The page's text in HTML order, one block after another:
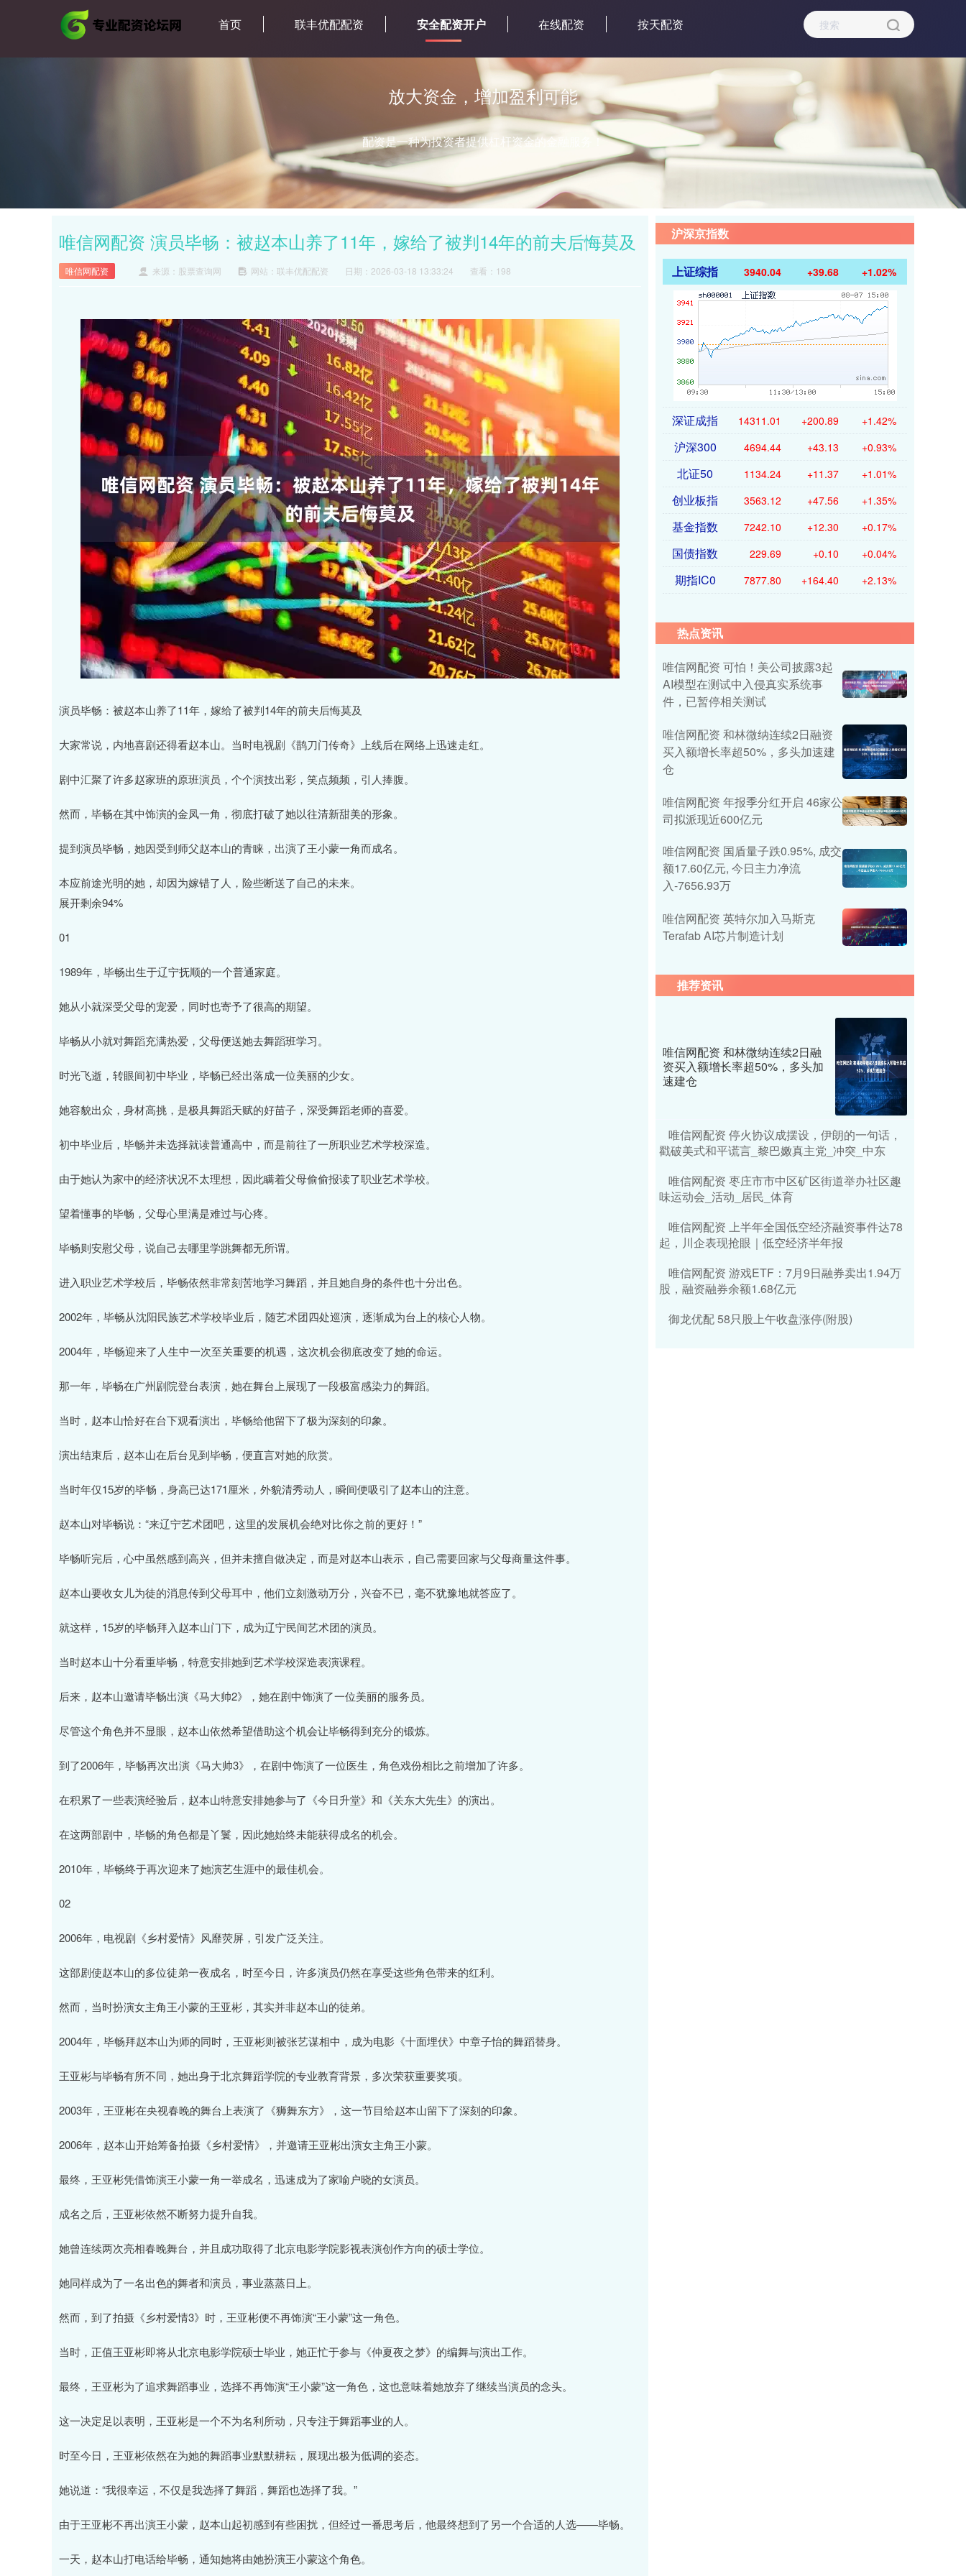
首页 联丰优配配资 安全配资开户 在线配资 按天配资
放大资金，增加盈利可能
配资是一种为投资者提供杠杆资金的金融服务！
唯信网配资 演员毕畅：被赵本山养了11年，嫁给了被判14年的前夫后悔莫及
唯信网配资 来源：股票查询网 网站：联丰优配配资 日期：2026-03-18 13:33:24 查看：198
演员毕畅：被赵本山养了11年，嫁给了被判14年的前夫后悔莫及
大家常说，内地喜剧还得看赵本山。当时电视剧《鹊刀门传奇》上线后在网络上迅速走红。
剧中汇聚了许多赵家班的原班演员，个个演技出彩，笑点频频，引人捧腹。
然而，毕畅在其中饰演的金凤一角，彻底打破了她以往清新甜美的形象。
提到演员毕畅，她因受到师父赵本山的青睐，出演了王小蒙一角而成名。
本应前途光明的她，却因为嫁错了人，险些断送了自己的未来。
展开剩余94%
01
1989年，毕畅出生于辽宁抚顺的一个普通家庭。
她从小就深受父母的宠爱，同时也寄予了很高的期望。
毕畅从小就对舞蹈充满热爱，父母便送她去舞蹈班学习。
时光飞逝，转眼间初中毕业，毕畅已经出落成一位美丽的少女。
她容貌出众，身材高挑，是极具舞蹈天赋的好苗子，深受舞蹈老师的喜爱。
初中毕业后，毕畅并未选择就读普通高中，而是前往了一所职业艺术学校深造。
由于她认为家中的经济状况不太理想，因此瞒着父母偷偷报读了职业艺术学校。
望着懂事的毕畅，父母心里满是难过与心疼。
毕畅则安慰父母，说自己去哪里学跳舞都无所谓。
进入职业艺术学校后，毕畅依然非常刻苦地学习舞蹈，并且她自身的条件也十分出色。
2002年，毕畅从沈阳民族艺术学校毕业后，随艺术团四处巡演，逐渐成为台上的核心人物。
2004年，毕畅迎来了人生中一次至关重要的机遇，这次机会彻底改变了她的命运。
那一年，毕畅在广州剧院登台表演，她在舞台上展现了一段极富感染力的舞蹈。
当时，赵本山恰好在台下观看演出，毕畅给他留下了极为深刻的印象。
演出结束后，赵本山在后台见到毕畅，便直言对她的欣赏。
当时年仅15岁的毕畅，身高已达171厘米，外貌清秀动人，瞬间便吸引了赵本山的注意。
赵本山对毕畅说：“来辽宁艺术团吧，这里的发展机会绝对比你之前的更好！”
毕畅听完后，心中虽然感到高兴，但并未擅自做决定，而是对赵本山表示，自己需要回家与父母商量这件事。
赵本山要收女儿为徒的消息传到父母耳中，他们立刻激动万分，兴奋不已，毫不犹豫地就答应了。
就这样，15岁的毕畅拜入赵本山门下，成为辽宁民间艺术团的演员。
当时赵本山十分看重毕畅，特意安排她到艺术学校深造表演课程。
后来，赵本山邀请毕畅出演《马大帅2》，她在剧中饰演了一位美丽的服务员。
尽管这个角色并不显眼，赵本山依然希望借助这个机会让毕畅得到充分的锻炼。
到了2006年，毕畅再次出演《马大帅3》，在剧中饰演了一位医生，角色戏份相比之前增加了许多。
在积累了一些表演经验后，赵本山特意安排她参与了《今日升堂》和《关东大先生》的演出。
在这两部剧中，毕畅的角色都是丫鬟，因此她始终未能获得成名的机会。
2010年，毕畅终于再次迎来了她演艺生涯中的最佳机会。
02
2006年，电视剧《乡村爱情》风靡荧屏，引发广泛关注。
这部剧使赵本山的多位徒弟一夜成名，时至今日，许多演员仍然在享受这些角色带来的红利。
然而，当时扮演女主角王小蒙的王亚彬，其实并非赵本山的徒弟。
2004年，毕畅拜赵本山为师的同时，王亚彬则被张艺谋相中，成为电影《十面埋伏》中章子怡的舞蹈替身。
王亚彬与毕畅有所不同，她出身于北京舞蹈学院的专业教育背景，多次荣获重要奖项。
2003年，王亚彬在央视春晚的舞台上表演了《狮舞东方》，这一节目给赵本山留下了深刻的印象。
2006年，赵本山开始筹备拍摄《乡村爱情》，并邀请王亚彬出演女主角王小蒙。
最终，王亚彬凭借饰演王小蒙一角一举成名，迅速成为了家喻户晓的女演员。
成名之后，王亚彬依然不断努力提升自我。
她曾连续两次亮相春晚舞台，并且成功取得了北京电影学院影视表演创作方向的硕士学位。
她同样成为了一名出色的舞者和演员，事业蒸蒸日上。
然而，到了拍摄《乡村爱情3》时，王亚彬便不再饰演“王小蒙”这一角色。
当时，正值王亚彬即将从北京电影学院硕士毕业，她正忙于参与《仲夏夜之梦》的编舞与演出工作。
最终，王亚彬为了追求舞蹈事业，选择不再饰演“王小蒙”这一角色，这也意味着她放弃了继续当演员的念头。
这一决定足以表明，王亚彬是一个不为名利所动，只专注于舞蹈事业的人。
时至今日，王亚彬依然在为她的舞蹈事业默默耕耘，展现出极为低调的姿态。
她说道：“我很幸运，不仅是我选择了舞蹈，舞蹈也选择了我。”
由于王亚彬不再出演王小蒙，赵本山起初感到有些困扰，但经过一番思考后，他最终想到了另一个合适的人选——毕畅。
一天，赵本山打电话给毕畅，通知她将由她扮演王小蒙这个角色。
沪深京指数
上证综指 3940.04 +39.68 +1.02%
深证成指 14311.01 +200.89 +1.42%
沪深300 4694.44 +43.13 +0.93%
北证50 1134.24 +11.37 +1.01%
创业板指 3563.12 +47.56 +1.35%
基金指数 7242.10 +12.30 +0.17%
国债指数 229.69 +0.10 +0.04%
期指IC0 7877.80 +164.40 +2.13%
热点资讯
唯信网配资 可怕！美公司披露3起
AI模型在测试中入侵真实系统事
件，已暂停相关测试
唯信网配资 和林微纳连续2日融资
买入额增长率超50%，多头加速建
仓
唯信网配资 年报季分红开启 46家公
司拟派现近600亿元
唯信网配资 国盾量子跌0.95%, 成交
额17.60亿元, 今日主力净流
入-7656.93万
唯信网配资 英特尔加入马斯克
Terafab AI芯片制造计划
推荐资讯
唯信网配资 和林微纳连续2日融
资买入额增长率超50%，多头加
速建仓
唯信网配资 停火协议成摆设，伊朗的一句话，
戳破美式和平谎言_黎巴嫩真主党_冲突_中东
唯信网配资 枣庄市市中区矿区街道举办社区趣
味运动会_活动_居民_体育
唯信网配资 上半年全国低空经济融资事件达78
起，川企表现抢眼｜低空经济半年报
唯信网配资 游戏ETF：7月9日融券卖出1.94万
股，融资融券余额1.68亿元
御龙优配 58只股上午收盘涨停(附股)